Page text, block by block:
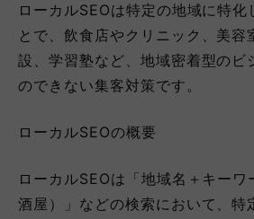
ローカルSEОは特定の地域に特化
とで、飲食店やクリニック、美容
設、学習塾など、地域密着型のビ
のできない集客対策です。
ローカルSEOの概要
ローカルSEOは「地域名＋キー
酒屋）」などの検索において、特